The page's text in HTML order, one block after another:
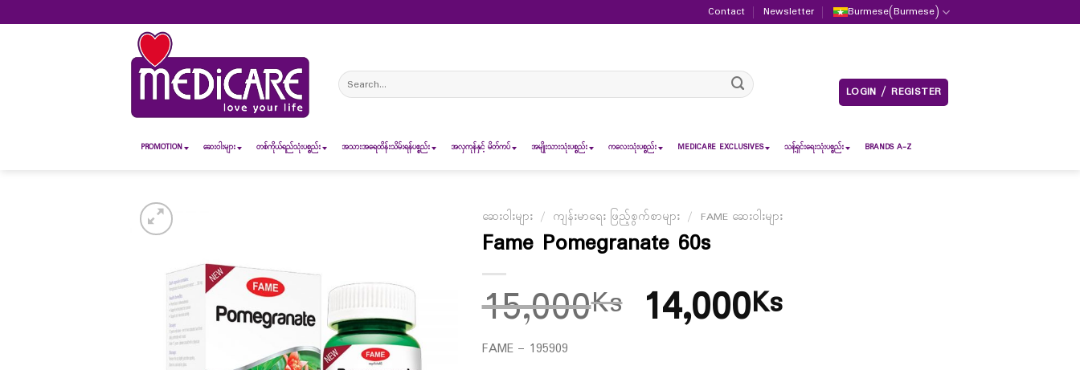
to
Contact Newsletter Burmese(Burmese)
Search
for:
LOGIN / REGISTER
PROMOTION ဆေး၀ါးများ တစ်ကိုယ်ရည်သုံးပစ္စည်း အသားအရေထိန်းသိမ်းရန်ပစ္စည်း အလှကုန်နှင့် မိတ်ကပ် အမျိုးသားသုံးပစ္စည်း ကလေးသုံးပစ္စည်း MEDICARE EXCLUSIVES သန့်ရှင်းရေးသုံးပစ္စည်း BRANDS A-Z
ဆေးဝါးများ / ကျန်းမာရေး ဖြည့်စွက်စာများ / FAME ဆေးဝါးများ
Fame Pomegranate 60s
15,000Ks 14,000Ks
FAME – 195909